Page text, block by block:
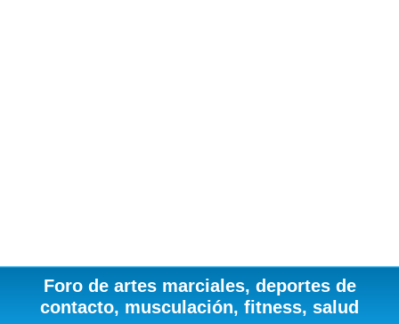
Foro de artes marciales, deportes de
contacto, musculación, fitness, salud